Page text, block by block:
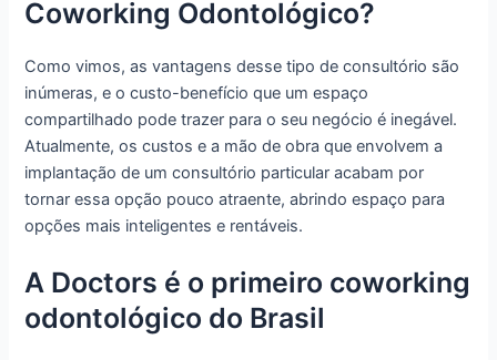
Coworking Odontológico?
Como vimos, as vantagens desse tipo de consultório são
inúmeras, e o custo-benefício que um espaço
compartilhado pode trazer para o seu negócio é inegável.
Atualmente, os custos e a mão de obra que envolvem a
implantação de um consultório particular acabam por
tornar essa opção pouco atraente, abrindo espaço para
opções mais inteligentes e rentáveis.
A Doctors é o primeiro coworking
odontológico do Brasil